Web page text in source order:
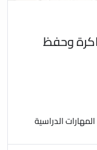
وحفظ
المهارات الدراسية